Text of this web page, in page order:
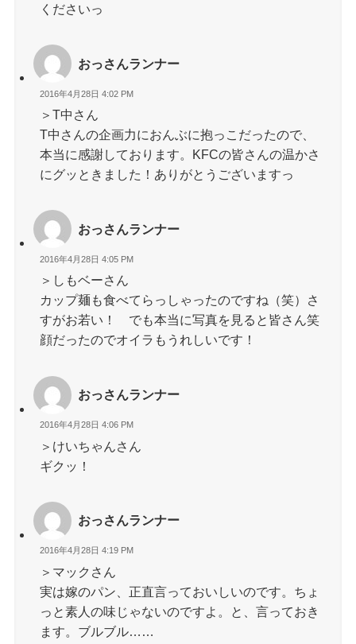
くださいっ
おっさんランナー
2016年4月28日 4:02 PM
＞T中さん
T中さんの企画力におんぶに抱っこだったので、
本当に感謝しております。KFCの皆さんの温かさ
にグッときました！ありがとうございますっ
おっさんランナー
2016年4月28日 4:05 PM
＞しもベーさん
カップ麺も食べてらっしゃったのですね（笑）さ
すがお若い！ でも本当に写真を見ると皆さん笑
顔だったのでオイラもうれしいです！
おっさんランナー
2016年4月28日 4:06 PM
＞けいちゃんさん
ギクッ！
おっさんランナー
2016年4月28日 4:19 PM
＞マックさん
実は嫁のパン、正直言っておいしいのです。ちょ
っと素人の味じゃないのですよ。と、言っておき
ます。ブルブル……